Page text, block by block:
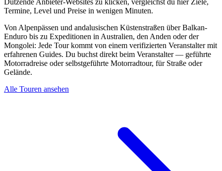
Dutzende Anbieter-Websites zu klicken, vergleichst du hier Ziele,
Termine, Level und Preise in wenigen Minuten.
Von Alpenpässen und andalusischen Küstenstraßen über Balkan-
Enduro bis zu Expeditionen in Australien, den Anden oder der
Mongolei: Jede Tour kommt von einem verifizierten Veranstalter mit
erfahrenen Guides. Du buchst direkt beim Veranstalter — geführte
Motorradreise oder selbstgeführte Motorradtour, für Straße oder
Gelände.
Alle Touren ansehen